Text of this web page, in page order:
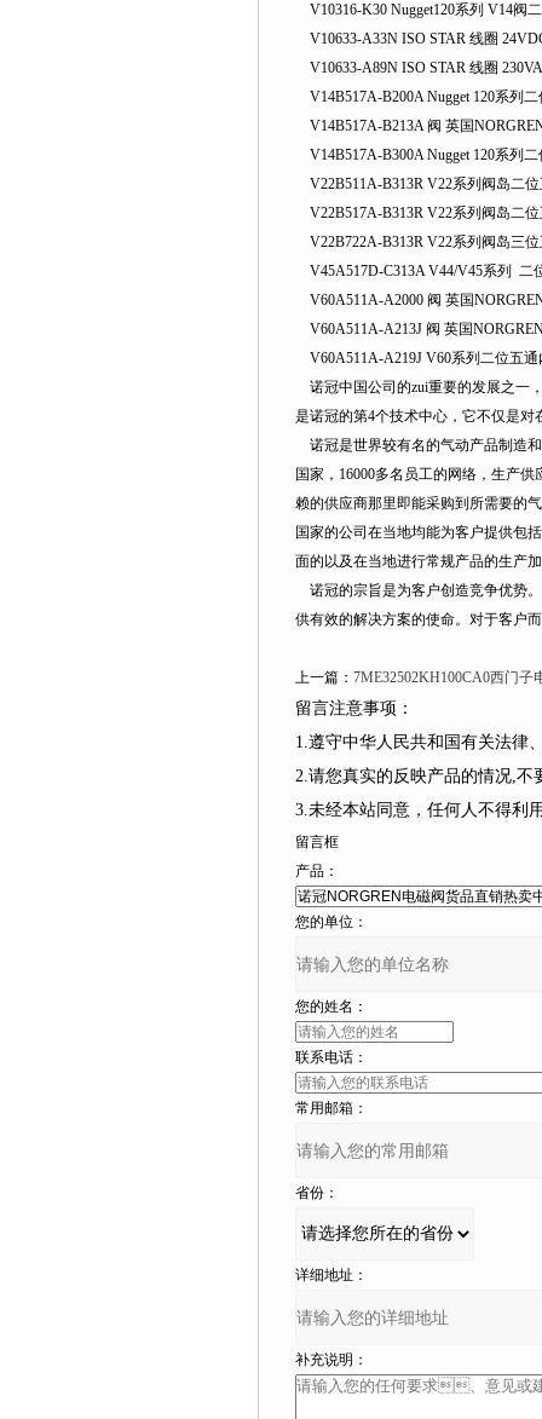
V10316-K30 Nugget120系列 V14阀
V10633-A33N ISO STAR 线圈
V10633-A89N ISO STAR 线圈
V14B517A-B200A Nugget 120系列
V14B517A-B213A 阀 英国
V14B517A-B300A Nugget 120系列
V22B511A-B313R V22系列阀岛二
V22B517A-B313R V22系列阀岛二
V22B722A-B313R V22系列阀岛三
V45A517D-C313A V44/V45系列 二
V60A511A-A2000 阀 英国
V60A511A-A213J 阀 英国
V60A511A-A219J V60系列二位五通
诺冠中国公司的zui重要的发展之一
是诺冠的第4个技术中心，它不仅是对
诺冠是世界较有名的气动产品制造和
国家，16000多名员工的网络，生
赖的供应商那里即能采购到所需要的气动
国家的公司在当地均能为客户提供包
面的以及在当地进行常规产品的生产加工
诺冠的宗旨是为客户创造竞争优势
供有效的解决方案的使命。对于客户而
上一篇： 7ME32502KH100CA0西门子
留言注意事项：
1.遵守中华人民共和国有关法律、
2.请您真实的反映产品的情况,不要捏
3.未经本站同意，任何人不得利
留言框
产品：
您的单位：
您的姓名：
联系电话：
常用邮箱：
省份：
详细地址：
补充说明：